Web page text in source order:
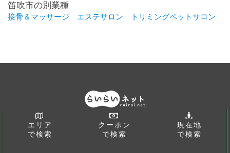
笛吹市の別業種
接骨＆マッサージ エステサロン トリミングペットサロン
エリア
で検索
クーポン
で検索
現在地
で検索